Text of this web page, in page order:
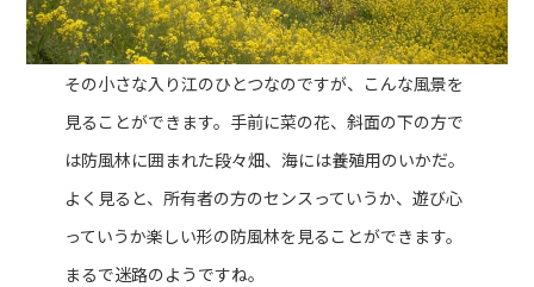
その小さな入り江のひとつなのですが、こんな風景を
見ることができます。手前に菜の花、斜面の下の方で
は防風林に囲まれた段々畑、海には養殖用のいかだ。
よく見ると、所有者の方のセンスっていうか、遊び心
っていうか楽しい形の防風林を見ることができます。
まるで迷路のようですね。